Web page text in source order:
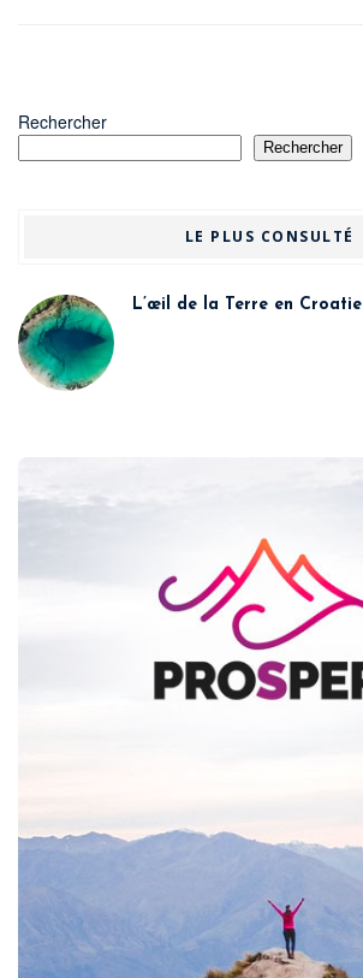
Rechercher
Rechercher
LE PLUS CONSULTÉ
L’œil de la Terre en Croatie